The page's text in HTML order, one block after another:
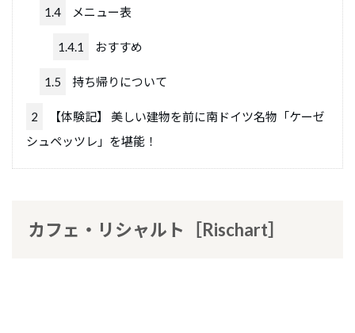
1.4 メニュー表
1.4.1 おすすめ
1.5 持ち帰りについて
2
【体験記】 美しい建物を前に南ドイツ名物「ケーゼ
シュペッツレ」を堪能！
カフェ・リシャルト［Rischart］